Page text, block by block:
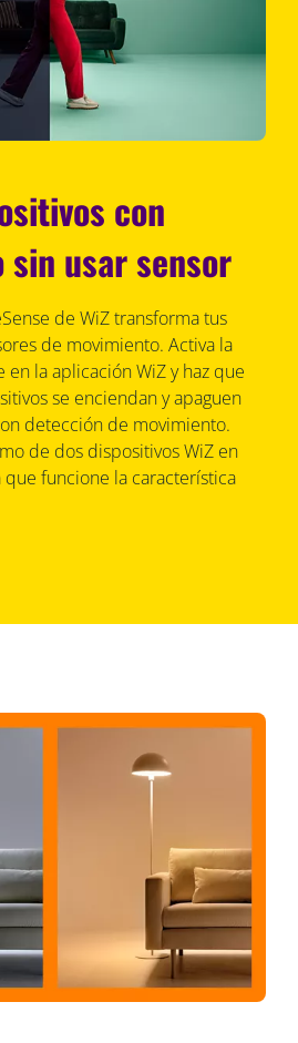
con
sin usar sensor
de WiZ transforma tus
de movimiento. Activa la
en la aplicación WiZ y haz que
se enciendan y apaguen
detección de movimiento.
de dos dispositivos WiZ en
funcione la característica